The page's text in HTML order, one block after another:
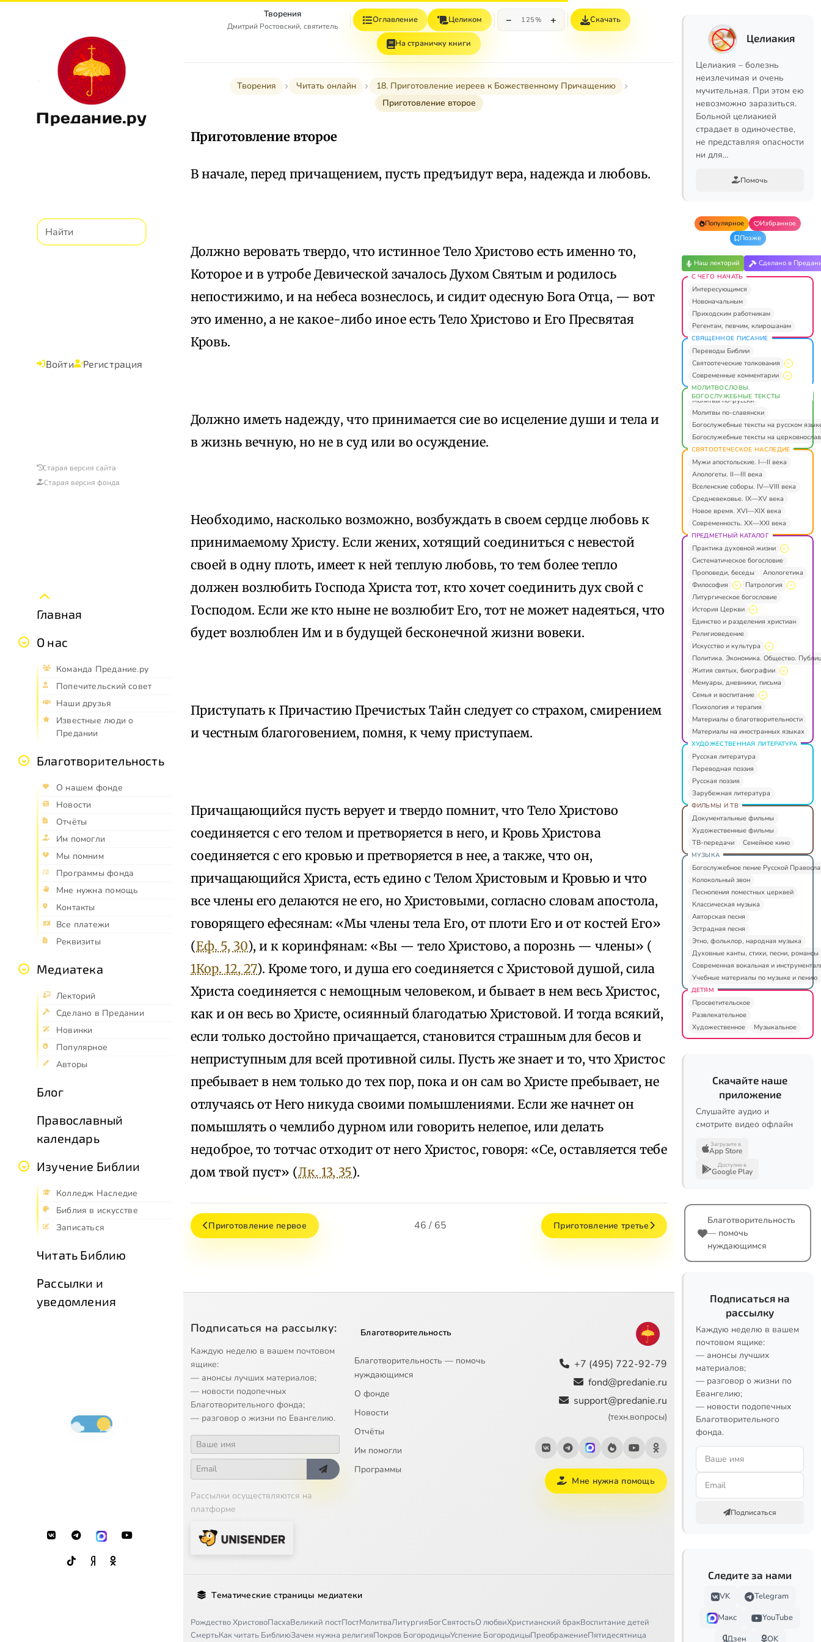
Предание.ру
Войти Регистрация
Старая версия сайта
Старая версия фонда
Главная
О нас
Команда Предание.ру
Попечительский совет
Наши друзья
Известные люди о
Предании
Благотворительность
О нашем фонде
Новости
Отчёты
Им помогли
Мы помним
Программы фонда
Мне нужна помощь
Контакты
Все платежи
Реквизиты
Медиатека
Лекторий
Сделано в Предании
Новинки
Популярное
Авторы
Блог
Православный
календарь
Изучение Библии
Колледж Наследие
Библия в искусстве
Записаться
Читать Библию
Рассылки и
уведомления
Творения
Дмитрий Ростовский, святитель
Оглавление Целиком − 125% + Скачать
На страничку книги
Творения Читать онлайн
18. Приготовление иереев к Божественному Причащению
Приготовление второе
Приготовление второе
В начале, перед причащением, пусть предъидут вера, надежда и любовь.
Должно веровать твердо, что истинное Тело Христово есть именно то,
Которое и в утробе Девической зачалось Духом Святым и родилось
непостижимо, и на небеса вознеслось, и сидит одесную Бога Отца, — вот
это именно, а не какое-либо иное есть Тело Христово и Его Пресвятая
Кровь.
Должно иметь надежду, что принимается сие во исцеление души и тела и
в жизнь вечную, но не в суд или во осуждение.
Необходимо, насколько возможно, возбуждать в своем сердце любовь к
принимаемому Христу. Если жених, хотящий соединиться с невестой
своей в одну плоть, имеет к ней теплую любовь, то тем более тепло
должен возлюбить Господа Христа тот, кто хочет соединить дух свой с
Господом. Если же кто ныне не возлюбит Его, тот не может надеяться, что
будет возлюблен Им и в будущей бесконечной жизни вовеки.
Приступать к Причастию Пречистых Тайн следует со страхом, смирением
и честным благоговением, помня, к чему приступаем.
Причащающийся пусть верует и твердо помнит, что Тело Христово
соединяется с его телом и претворяется в него, и Кровь Христова
соединяется с его кровью и претворяется в нее, а также, что он,
причащающийся Христа, есть едино с Телом Христовым и Кровью и что
все члены его делаются не его, но Христовыми, согласно словам апостола,
говорящего ефесянам: «Мы члены тела Его, от плоти Его и от костей Его»
(Еф. 5, 30), и к коринфянам: «Вы — тело Христово, а порознь — члены» (
1Кор. 12, 27). Кроме того, и душа его соединяется с Христовой душой, сила
Христа соединяется с немощным человеком, и бывает в нем весь Христос,
как и он весь во Христе, осиянный благодатью Христовой. И тогда всякий,
если только достойно причащается, становится страшным для бесов и
неприступным для всей противной силы. Пусть же знает и то, что Христос
пребывает в нем только до тех пор, пока и он сам во Христе пребывает, не
отлучаясь от Него никуда своими помышлениями. Если же начнет он
помышлять о чемлибо дурном или говорить нелепое, или делать
недоброе, то тотчас отходит от него Христос, говоря: «Се, оставляется тебе
дом твой пуст» (Лк. 13, 35).
Приготовление первое 46 / 65 Приготовление третье
Подписаться на рассылку:
Каждую неделю в вашем почтовом
ящике:
— анонсы лучших материалов;
— новости подопечных
Благотворительного фонда;
— разговор о жизни по Евангелию.
Рассылки осуществляются на
платформе
Благотворительность
Благотворительность — помочь
нуждающимся
О фонде
Новости
Отчёты
Им помогли
Программы
+7 (495) 722-92-79
fond@predanie.ru
support@predanie.ru
(техн.вопросы)
Мне нужна помощь
Тематические страницы медиатеки
Рождество ХристовоПасхаВеликий постПостМолитваЛитургияБогСвятостьО любвиХристианский бракВоспитание детей
СмертьКак читать БиблиюЗачем нужна религияПокров БогородицыУспение БогородицыПреображениеПятидесятница
Целиакия
Целиакия – болезнь
неизлечимая и очень
мучительная. При этом ею
невозможно заразиться.
Больной целиакией
страдает в одиночестве,
не представляя опасности
ни для…
Помочь
Популярное
Избранное
Позже
Наш лекторий Сделано в
С ЧЕГО НАЧАТЬ
Интересующимся
Новоначальным
Приходским работникам
Регентам, певчим, клирошанам
СВЯЩЕННОЕ ПИСАНИЕ
Переводы Библии
Святоотеческие толкования
Современные комментарии
МОЛИТВОСЛОВЫ.
БОГОСЛУЖЕБНЫЕ ТЕКСТЫ
Молитвы по-русски
Молитвы по-славянски
Богослужебные тексты на русском
Богослужебные тексты на
СВЯТООТЕЧЕСКОЕ НАСЛЕДИЕ
Мужи апостольские. I—II века
Апологеты. II—III века
Вселенские соборы. IV—VIII века
Средневековье. IX—XV века
Новое время. XVI—XIX века
Современность. XX—XXI века
ПРЕДМЕТНЫЙ КАТАЛОГ
Практика духовной жизни
Систематическое богословие
Проповеди, беседы
Апологетика
Философия
Патрология
Литургическое богословие
История Церкви
Единство и разделения христиан
Религиоведение
Искусство и культура
Политика. Экономика. Общество.
Жития святых, биографии
Мемуары, дневники, письма
Семья и воспитание
Психология и терапия
Материалы о благотворительности
Материалы на иностранных языках
ХУДОЖЕСТВЕННАЯ ЛИТЕРАТУРА
Русская литература
Переводная поэзия
Русская поэзия
Зарубежная литература
ФИЛЬМЫ И ТВ
Документальные фильмы
Художественные фильмы
ТВ-передачи
Семейное кино
МУЗЫКА
Богослужебное пение Русской
Колокольный звон
Песнопения поместных церквей
Классическая музыка
Авторская песня
Эстрадная песня
Этно, фольклор, народная музыка
Духовные канты, стихи, песни, романсы
Современная вокальная и
Учебные материалы по музыке и пению
ДЕТЯМ
Просветительское
Развлекательное
Художественное
Музыкальное
Скачайте наше
приложение
Слушайте аудио и
смотрите видео офлайн
Загрузите в
App Store
Доступно в
Google Play
Благотворительность
— помочь
нуждающимся
Подписаться на
рассылку
Каждую неделю в вашем
почтовом ящике:
— анонсы лучших
материалов;
— разговор о жизни по
Евангелию;
— новости подопечных
Благотворительного
фонда.
Подписаться
Следите за нами
VK
Telegram
Макс
YouTube
Дзен
OK